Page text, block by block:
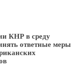
КНР в среду
ответные меры